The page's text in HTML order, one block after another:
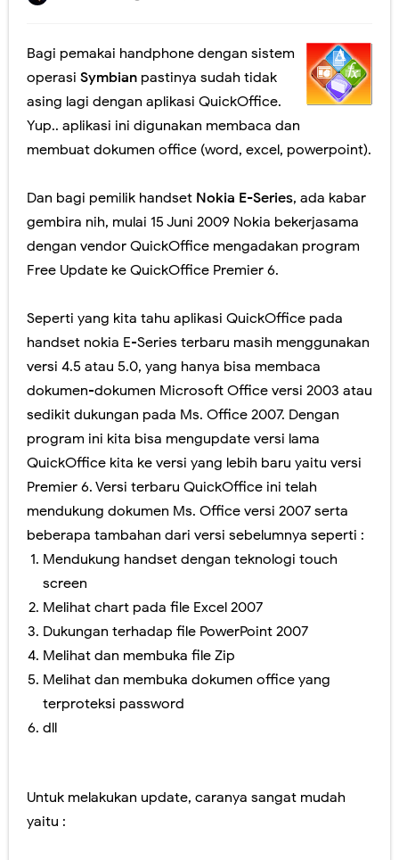
Jangan lewatkan! Pendaftaran Sekolah Kedinasan tahun 2023 akan Segera Dibuka
Yuk! Simak Cara Melihat Pengumuman Hasil SNBP 2023
Panduan Pemilihan Mata Pelajaran Pilihan pada Kurikulum Merdeka
Ada yang Berbeda dengan PDSS Tahun 2021
Video Penjelasan dan Simulasi AKM Dengan Model MSAT
Peresmian Kebijakan Bantuan Kuota Internet Kemdikbud Tahun 2020
Fitur Baru Google Meet dan Classroom (Coming soon)
Pelatihan Pelaksanaan USBN SMA Tahun 2019
Workshop Membangun LMS Sekolah MKKS SMA Negeri Kab. Jember Th. 2017
Perubahan Bentuk Rapor Untuk SKS, Perlu Dikoreksi Lagi.
Panduan Penilaian SMA edisi November 2016. Layout Rapor Berubah Lagi, Iya Lagi
Pilkada Rasa Pilpres. Sedikit Pendapat Saya Mengenai Pilgub DKI
Pelatihan Penggunaan Soal-soal berbasis LMS di SMAN 1 Jember
Bagi pemakai handphone dengan sistem
operasi Symbian pastinya sudah tidak
asing lagi dengan aplikasi QuickOffice.
Yup.. aplikasi ini digunakan membaca dan
membuat dokumen office (word, excel, powerpoint).
Dan bagi pemilik handset Nokia E-Series, ada kabar
gembira nih, mulai 15 Juni 2009 Nokia bekerjasama
dengan vendor QuickOffice mengadakan program
Free Update ke QuickOffice Premier 6.
Seperti yang kita tahu aplikasi QuickOffice pada
handset nokia E-Series terbaru masih menggunakan
versi 4.5 atau 5.0, yang hanya bisa membaca
dokumen-dokumen Microsoft Office versi 2003 atau
sedikit dukungan pada Ms. Office 2007. Dengan
program ini kita bisa mengupdate versi lama
QuickOffice kita ke versi yang lebih baru yaitu versi
Premier 6. Versi terbaru QuickOffice ini telah
mendukung dokumen Ms. Office versi 2007 serta
beberapa tambahan dari versi sebelumnya seperti :
Mendukung handset dengan teknologi touch
screen
Melihat chart pada file Excel 2007
Dukungan terhadap file PowerPoint 2007
Melihat dan membuka file Zip
Melihat dan membuka dokumen office yang
terproteksi password
dll
Untuk melakukan update, caranya sangat mudah
yaitu :